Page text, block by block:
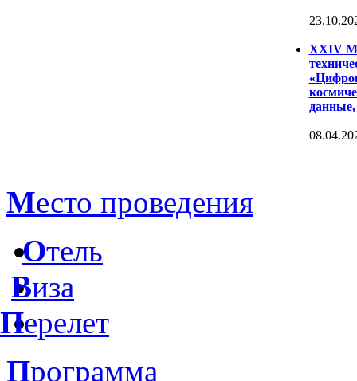
XXIV
данные,
Место проведения
Отель
Виза
Перелет
Программа